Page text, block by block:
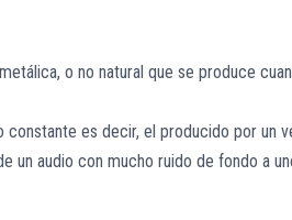
o no natural que se produce
constante es decir, el producido por un
un audio con mucho ruido de fondo a